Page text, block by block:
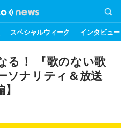
スペシャルウィーク インタビュー
る！ 『歌のない歌
ソナリティ＆放送